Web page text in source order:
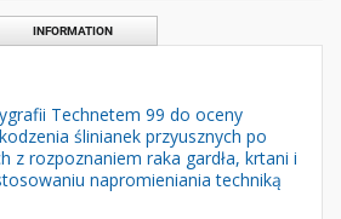
INFORMATION
Technetem 99 do oceny
ślinianek przyusznych po
z rozpoznaniem raka gardła, krtani i
napromieniania techniką